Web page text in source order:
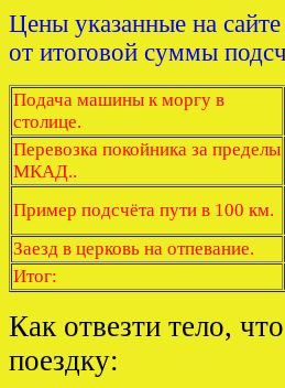
Цены указанные на сайте
от итоговой суммы
Подача машины к моргу в
столице.
Перевозка покойника за пределы
МКАД..
Пример подсчёта пути в 100 км.
Заезд в церковь на отпевание.
Итог:
Как отвезти тело,
поездку: